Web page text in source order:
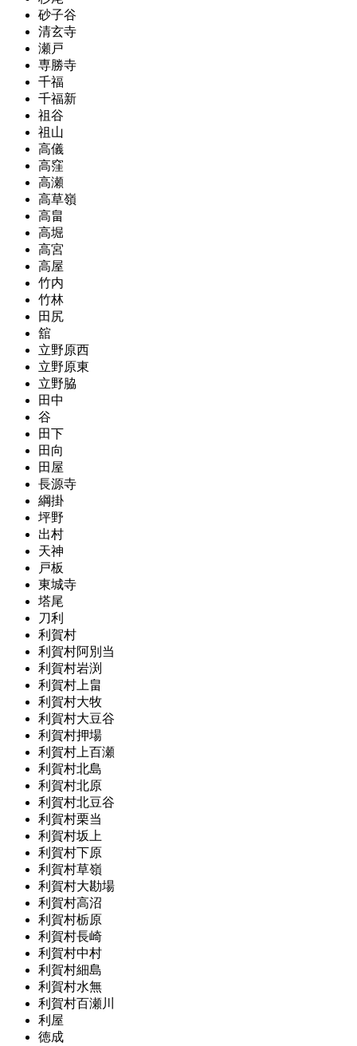
砂子谷
清玄寺
瀬戸
専勝寺
千福
千福新
祖谷
祖山
高儀
高窪
高瀬
高草嶺
高畠
高堀
高宮
高屋
竹内
竹林
田尻
舘
立野原西
立野原東
立野脇
田中
谷
田下
田向
田屋
長源寺
綱掛
坪野
出村
天神
戸板
東城寺
塔尾
刀利
利賀村
利賀村阿別当
利賀村岩渕
利賀村上畠
利賀村大牧
利賀村大豆谷
利賀村押場
利賀村上百瀬
利賀村北島
利賀村北原
利賀村北豆谷
利賀村栗当
利賀村坂上
利賀村下原
利賀村草嶺
利賀村大勘場
利賀村高沼
利賀村栃原
利賀村長崎
利賀村中村
利賀村細島
利賀村水無
利賀村百瀬川
利屋
徳成